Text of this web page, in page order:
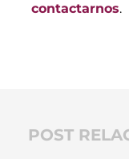
contactarnos.
POST